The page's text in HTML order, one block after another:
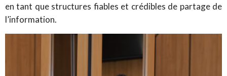
en tant que structures fiables et crédibles de partage de
l’information.